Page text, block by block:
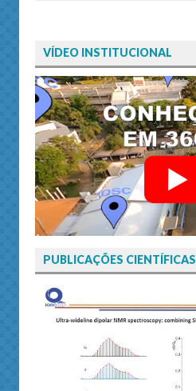
VÍDEO INSTITUCIONAL
PUBLICAÇÕES CIENTÍFICAS